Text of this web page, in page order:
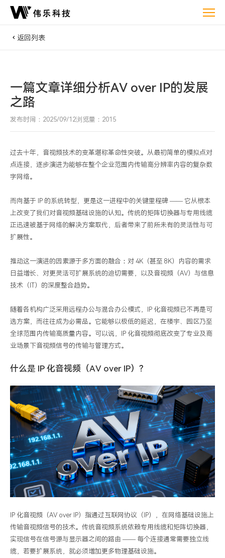
AV
over
返回列表
一篇文章详细分析AV over IP的发展
之路
发布时间：2025/09/12浏览量：2015
过去十年，音视频技术的变革堪称革命性突破。从最初简单的模拟点对
点连接，逐步演进为能够在整个企业范围内传输高分辨率内容的复杂数
字网络。
而向基于 IP 的系统转型，更是这一进程中的关键里程碑 —— 它从根本
上改变了我们对音视频基础设施的认知。传统的矩阵切换器与专用线缆
正迅速被基于网络的解决方案取代，后者带来了前所未有的灵活性与可
扩展性。
推动这一演进的因素源于多方面的融合：对 4K（甚至 8K）内容的需求
日益增长、对更灵活可扩展系统的迫切需要，以及音视频（AV）与信息
技术（IT）的深度整合趋势。
随着各机构广泛采用远程办公与混合办公模式，IP 化音视频已不再是可
选方案，而往往成为必需品。它能够以极低的延迟，在楼宇、园区乃至
全球范围内传输高质量内容。可以说，IP 化音视频彻底改变了专业及商
业场景下音视频信号的传输与管理方式。
什么是 IP 化音视频（AV over IP）？
IP 化音视频（AV over IP）指通过互联网协议（IP），在网络基础设施上
传输音视频信号的技术。传统音视频系统依赖专用线缆和矩阵切换器，
实现信号在信号源与显示器之间的路由 —— 每个连接通常需要独立线
缆，若要扩展系统，就必须增加更多物理基础设施。